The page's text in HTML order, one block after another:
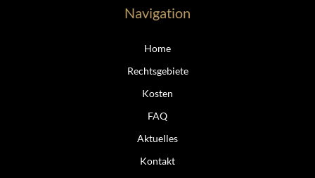
Navigation
Home
Rechtsgebiete
Kosten
FAQ
Aktuelles
Kontakt